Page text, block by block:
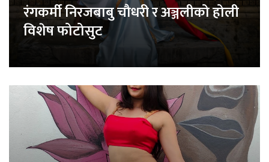
रंगकर्मी निरजबाबु चौधरी र अञ्जलीको होली
विशेष फोटोसुट